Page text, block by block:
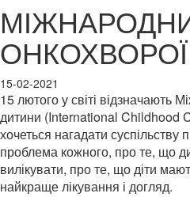
15-02-2021
15 лютого у світі відзначають
дитини (International Childhood
хочеться нагадати
проблема кожного, про те, що
вилікувати, про те, що діти
найкраще лікування і догляд.